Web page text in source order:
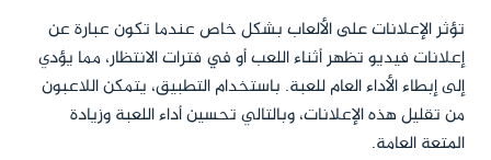
تؤثر الإعلانات على الألعاب بشكل خاص عندما تكون عبارة عن
إعلانات فيديو تظهر أثناء اللعب أو في فترات الانتظار، مما يؤدي
إلى إبطاء الأداء العام للعبة. باستخدام التطبيق، يتمكن اللاعبون
من تقليل هذه الإعلانات، وبالتالي تحسين أداء اللعبة وزيادة
المتعة العامة.